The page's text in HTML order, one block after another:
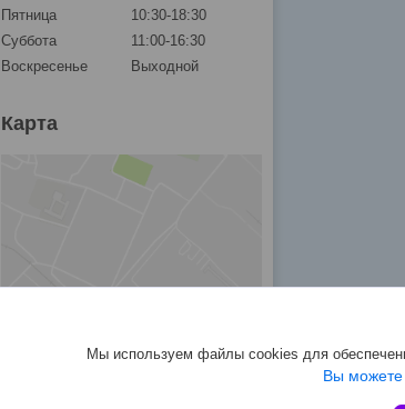
Пятница
10:30-18:30
Суббота
11:00-16:30
Воскресенье
Выходной
Карта
Мы используем файлы cookies для
Вы можете